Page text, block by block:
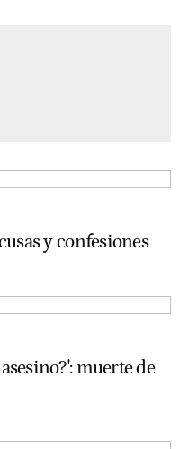
y confesiones
muerte de